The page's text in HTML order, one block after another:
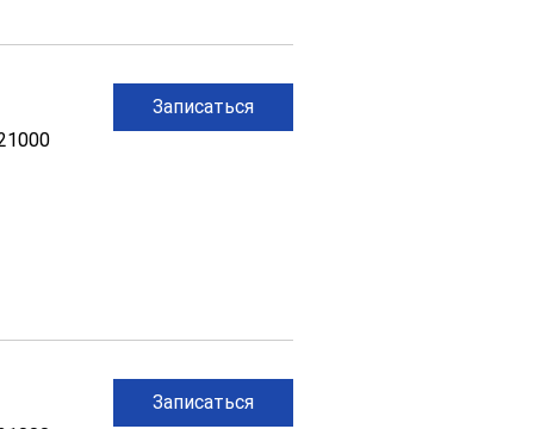
Записаться
Записаться